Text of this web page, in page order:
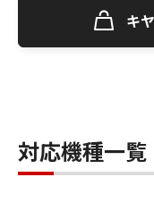
キ
対応機種一覧